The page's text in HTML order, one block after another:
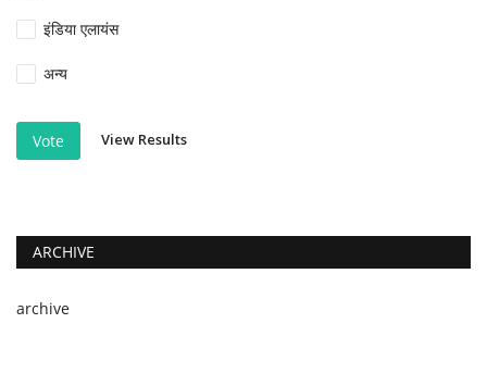
इंडिया एलायंस
अन्य
Vote View Results
ARCHIVE
archive